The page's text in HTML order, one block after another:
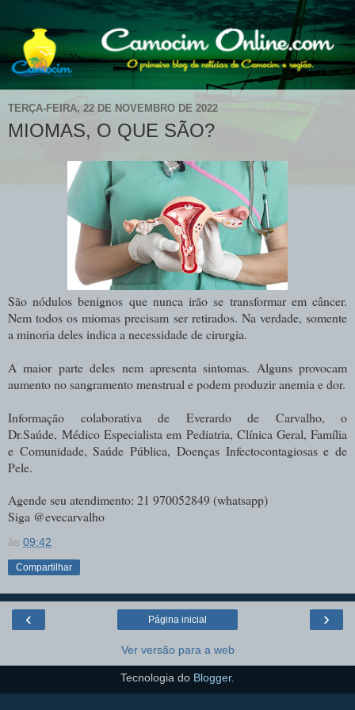
TERÇA-FEIRA, 22 DE NOVEMBRO DE 2022
MIOMAS, O QUE SÃO?
São nódulos benignos que nunca irão se transformar em câncer.
Nem todos os miomas precisam ser retirados. Na verdade, somente
a minoria deles indica a necessidade de cirurgia.
A maior parte deles nem apresenta sintomas. Alguns provocam
aumento no sangramento menstrual e podem produzir anemia e dor.
Informação colaborativa de Everardo de Carvalho, o
Dr.Saúde,Médico Especialista em Pediatria, Clínica Geral, Família
e Comunidade, Saúde Pública, Doenças Infectocontagiosas e de
Pele.
Agende seu atendimento: 21 970052849 (whatsapp)
Siga @evecarvalho
às 09:42
Compartilhar
‹ ›
Página inicial
Ver versão para a web
Tecnologia do Blogger.